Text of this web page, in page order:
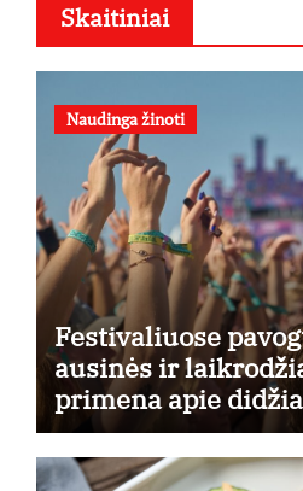
Skaitiniai
Naudinga žinoti
Festivaliuose
ausinės ir
primena apie
finansines rizikas